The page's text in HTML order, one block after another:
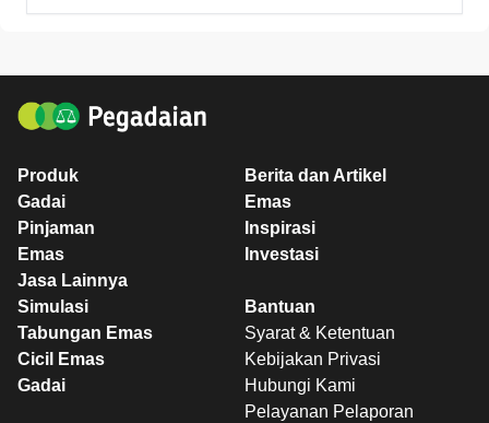
Produk
Gadai
Pinjaman
Emas
Jasa Lainnya
Berita dan Artikel
Emas
Inspirasi
Investasi
Simulasi
Tabungan Emas
Cicil Emas
Gadai
Bantuan
Syarat & Ketentuan
Kebijakan Privasi
Hubungi Kami
Pelayanan Pelaporan